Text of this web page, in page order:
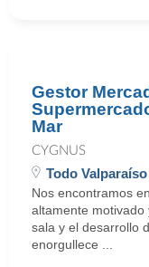
Gestor
Mar
CYGNUS
Todo Valparaíso
Nos encontramos
altamente motivado
sala y el desarrollo
enorgullece ...